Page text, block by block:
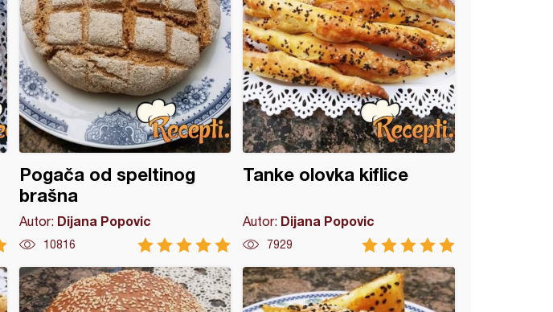
Pogača od speltinog
brašna
Autor: Dijana Popovic
10816
Tanke olovka kiflice
Autor: Dijana Popovic
7929